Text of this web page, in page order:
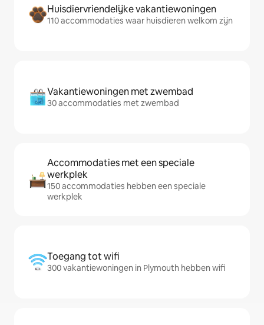
Huisdiervriendelijke vakantiewoningen
110 accommodaties waar huisdieren welkom zijn
Vakantiewoningen met zwembad
30 accommodaties met zwembad
Accommodaties met een speciale
werkplek
150 accommodaties hebben een speciale
werkplek
Toegang tot wifi
300 vakantiewoningen in Plymouth hebben wifi